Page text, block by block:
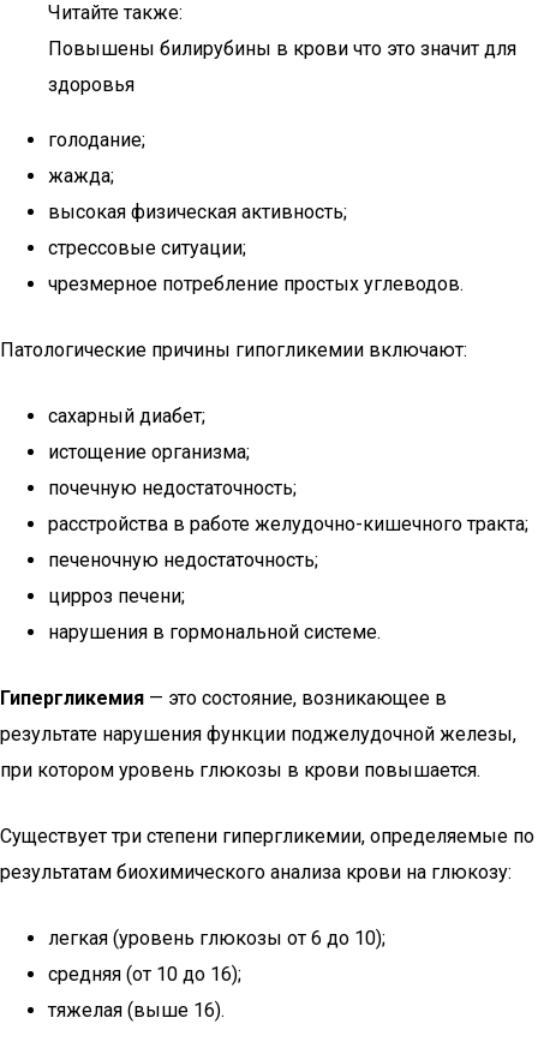
Читайте также:
Повышены билирубины в крови что это значит для
здоровья
голодание;
жажда;
высокая физическая активность;
стрессовые ситуации;
чрезмерное потребление простых углеводов.
Патологические причины гипогликемии включают:
сахарный диабет;
истощение организма;
почечную недостаточность;
расстройства в работе желудочно-кишечного тракта;
печеночную недостаточность;
цирроз печени;
нарушения в гормональной системе.
Гипергликемия — это состояние, возникающее в
результате нарушения функции поджелудочной железы,
при котором уровень глюкозы в крови повышается.
Существует три степени гипергликемии, определяемые по
результатам биохимического анализа крови на глюкозу:
легкая (уровень глюкозы от 6 до 10);
средняя (от 10 до 16);
тяжелая (выше 16).